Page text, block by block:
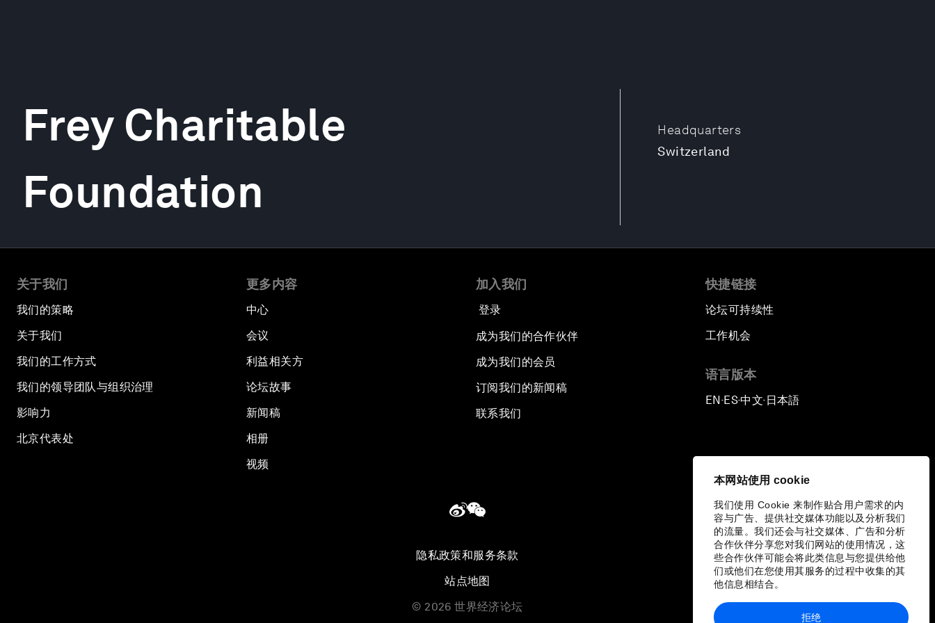
本网站使用 cookie
我们使用 Cookie 来制作贴合用户需求的内
容与广告、提供社交媒体功能以及分析我们
的流量。我们还会与社交媒体、广告和分析
合作伙伴分享您对我们网站的使用情况，这
些合作伙伴可能会将此类信息与您提供给他
们或他们在您使用其服务的过程中收集的其
他信息相结合。
拒绝
Headquarters
Switzerland
Frey Charitable
Foundation
关于我们
我们的策略
关于我们
我们的工作方式
我们的领导团队与组织治理
影响力
北京代表处
更多内容
中心
会议
利益相关方
论坛故事
新闻稿
相册
视频
加入我们
登录
成为我们的合作伙伴
成为我们的会员
订阅我们的新闻稿
联系我们
快捷链接
论坛可持续性
工作机会
语言版本
EN ▪ES▪中文▪ 日本語
隐私政策和服务条款
站点地图
© 2026 世界经济论坛